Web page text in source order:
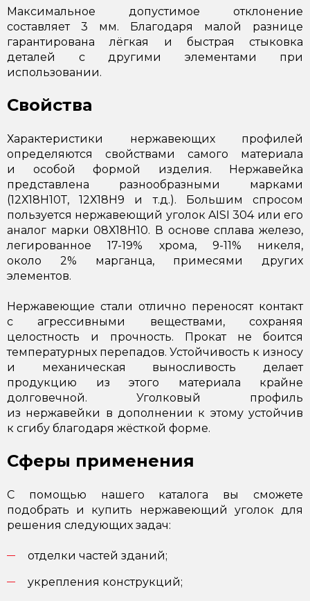
Максимальное допустимое отклонение
составляет 3 мм. Благодаря малой разнице
гарантирована лёгкая и быстрая стыковка
деталей с другими элементами при
использовании.
Свойства
Характеристики нержавеющих профилей
определяются свойствами самого материала
и особой формой изделия. Нержавейка
представлена разнообразными марками
(12Х18Н10Т, 12Х18Н9 и т.д.). Большим спросом
пользуется нержавеющий уголок AISI 304 или его
аналог марки 08Х18Н10. В основе сплава железо,
легированное 17-19% хрома, 9-11% никеля,
около 2% марганца, примесями других
элементов.
Нержавеющие стали отлично переносят контакт
с агрессивными веществами, сохраняя
целостность и прочность. Прокат не боится
температурных перепадов. Устойчивость к износу
и механическая выносливость делает
продукцию из этого материала крайне
долговечной. Уголковый профиль
из нержавейки в дополнении к этому устойчив
к сгибу благодаря жёсткой форме.
Сферы применения
С помощью нашего каталога вы сможете
подобрать и купить нержавеющий уголок для
решения следующих задач:
отделки частей зданий;
укрепления конструкций;